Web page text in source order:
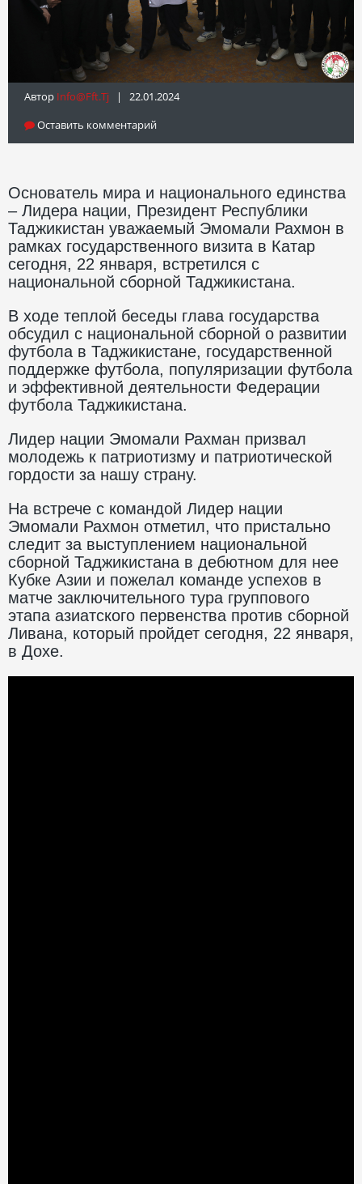
Автор Info@fft.tj | 22.01.2024
Оставить комментарий
Основатель мира и национального единства
– Лидера нации, Президент Республики
Таджикистан уважаемый Эмомали Рахмон в
рамках государственного визита в Катар
сегодня, 22 января, встретился с
национальной сборной Таджикистана.
В ходе теплой беседы глава государства
обсудил с национальной сборной о развитии
футбола в Таджикистане, государственной
поддержке футбола, популяризации футбола
и эффективной деятельности Федерации
футбола Таджикистана.
Лидер нации Эмомали Рахман призвал
молодежь к патриотизму и патриотической
гордости за нашу страну.
На встрече с командой Лидер нации
Эмомали Рахмон отметил, что пристально
следит за выступлением национальной
сборной Таджикистана в дебютном для нее
Кубке Азии и пожелал команде успехов в
матче заключительного тура группового
этапа азиатского первенства против сборной
Ливана, который пройдет сегодня, 22 января,
в Дохе.